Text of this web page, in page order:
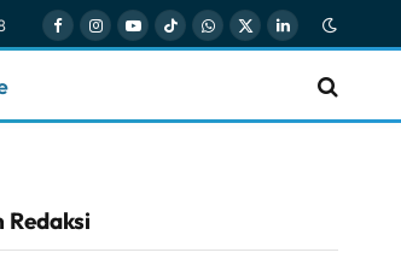
FacebookInstagram
YouTube
TikTokWhatsApp
X
LinkedIn
Redaksi